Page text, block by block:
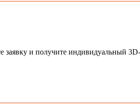
заявку и получите индивидуальный